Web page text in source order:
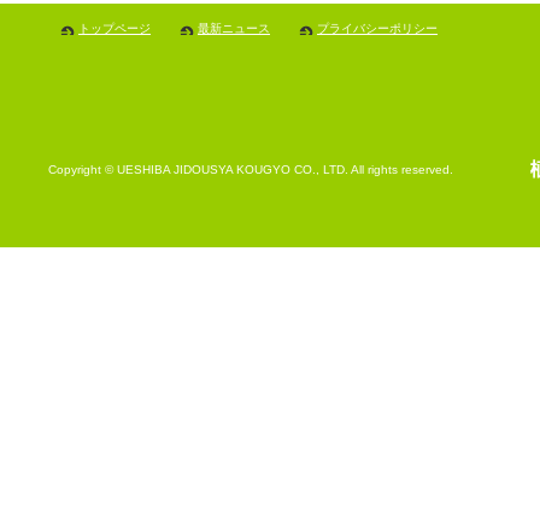
トップページ 最新ニュース プライバシーポリシー
Copyright © UESHIBA JIDOUSYA KOUGYO CO., LTD. All rights reserved.